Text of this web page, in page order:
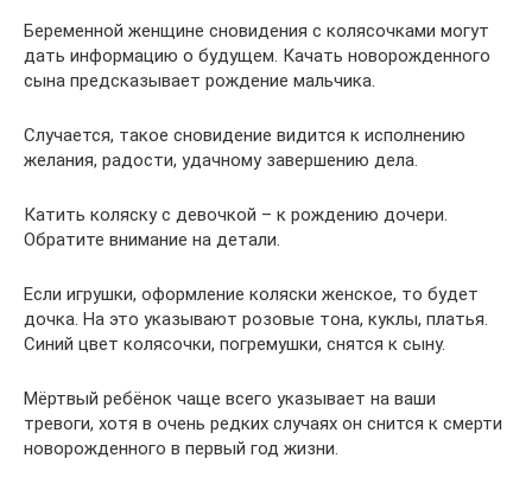
Беременной женщине сновидения с колясочками могут
дать информацию о будущем. Качать новорожденного
сына предсказывает рождение мальчика.
Случается, такое сновидение видится к исполнению
желания, радости, удачному завершению дела.
Катить коляску с девочкой – к рождению дочери.
Обратите внимание на детали.
Если игрушки, оформление коляски женское, то будет
дочка. На это указывают розовые тона, куклы, платья.
Синий цвет колясочки, погремушки, снятся к сыну.
Мёртвый ребёнок чаще всего указывает на ваши
тревоги, хотя в очень редких случаях он снится к смерти
новорожденного в первый год жизни.